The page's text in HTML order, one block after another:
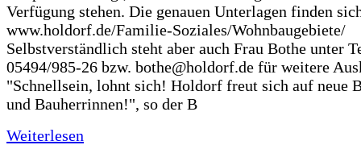
Verfügung stehen. Die genauen Unterlagen finden
www.holdorf.de/Familie-Soziales/Wohnbaugebiete/
Selbstverständlich steht aber auch Frau Bothe unter
05494/985-26 bzw. bothe@holdorf.de für weitere
"Schnellsein, lohnt sich! Holdorf freut sich auf neue
und Bauherrinnen!", so der B
Weiterlesen